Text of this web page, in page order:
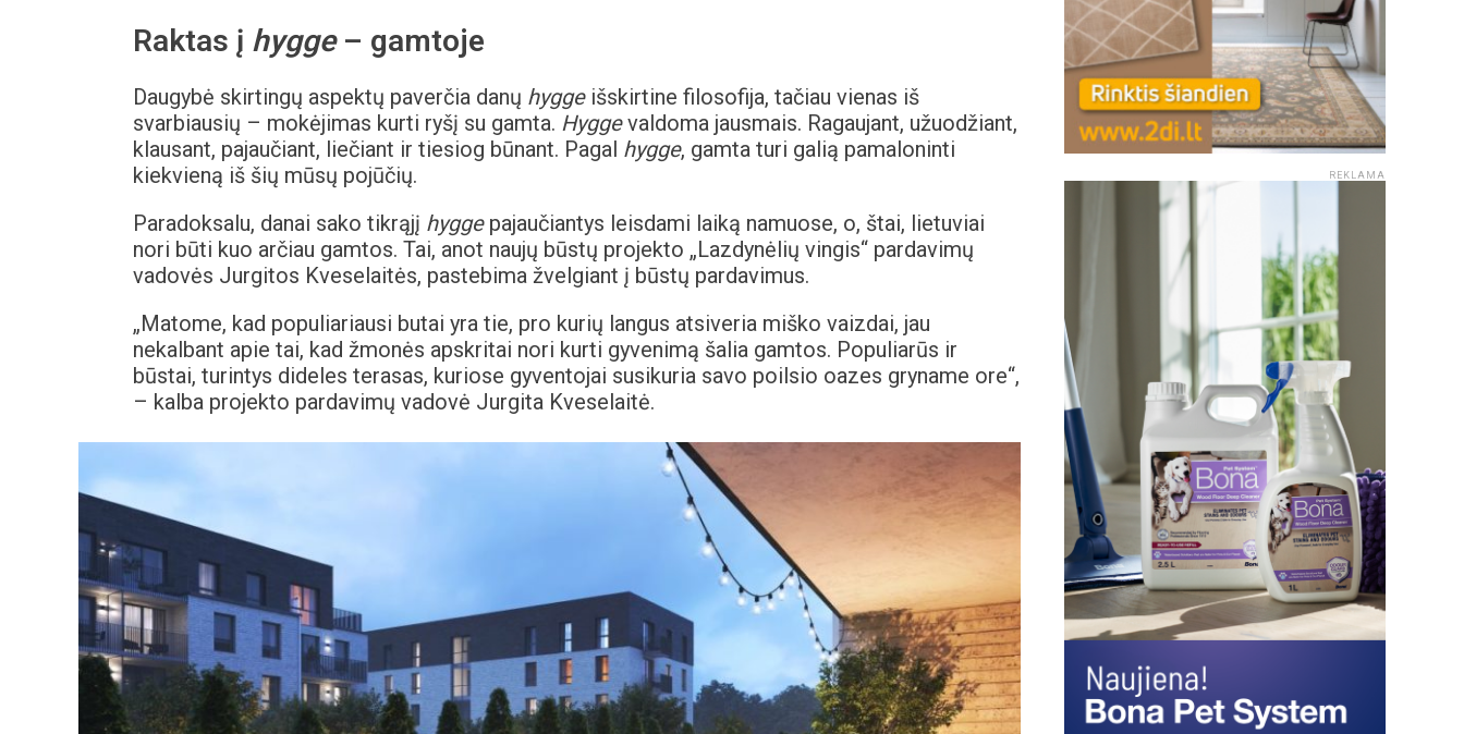
Raktas į hygge– gamtoje
Daugybė skirtingų aspektų paverčia danų hygge išskirtine filosofija, tačiau vienas iš
svarbiausių – mokėjimas kurti ryšį su gamta. Hyggevaldoma jausmais. Ragaujant, užuodžiant,
klausant, pajaučiant, liečiant ir tiesiog būnant. Pagal hygge, gamta turi galią pamaloninti
kiekvieną iš šių mūsų pojūčių.
Paradoksalu, danai sako tikrąjį hyggepajaučiantys leisdami laiką namuose, o, štai, lietuviai
nori būti kuo arčiau gamtos. Tai, anot naujų būstų projekto „Lazdynėlių vingis“ pardavimų
vadovės Jurgitos Kveselaitės, pastebima žvelgiant į būstų pardavimus.
„Matome, kad populiariausi butai yra tie, pro kurių langus atsiveria miško vaizdai, jau
nekalbant apie tai, kad žmonės apskritai nori kurti gyvenimą šalia gamtos. Populiarūs ir
būstai, turintys dideles terasas, kuriose gyventojai susikuria savo poilsio oazes gryname ore“,
– kalba projekto pardavimų vadovė Jurgita Kveselaitė.
REKLAMA